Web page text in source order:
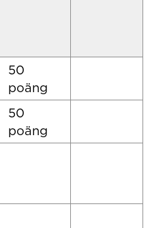
50
poäng
50
poäng